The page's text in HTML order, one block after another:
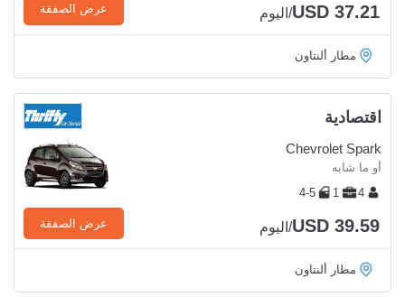
USD 37.21/اليوم عرض الصفقة
مطار ألنتاون
اقتصادية
Chevrolet Spark
أو ما شابه
4
1
4-5
USD 39.59/اليوم عرض الصفقة
مطار ألنتاون